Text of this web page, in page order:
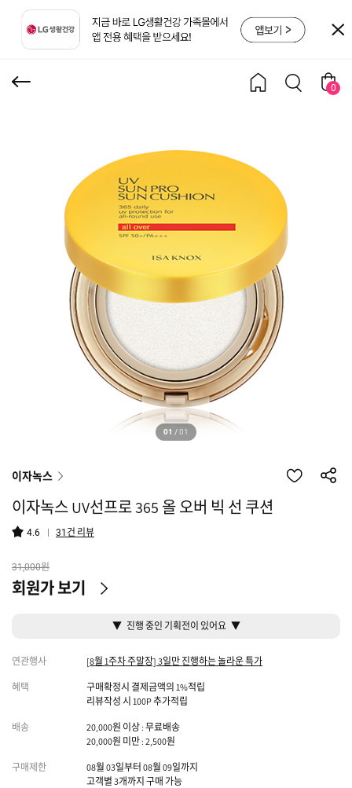
0
올 오버 빅 선 쿠션
01 /01
이자녹스
이자녹스 UV선프로 365 올 오버 빅 선 쿠션
4.6 31 건 리뷰
31,000원
회원가 보기
▼ 진행 중인 기획전이 있어요 ▼
연관행사 [8월 1주차 주말장] 3일만 진행하는 놀라운 특가
혜택
구매확정시 결제금액의 1%적립
리뷰작성 시 100P 추가적립
배송
20,000원 이상 : 무료배송
20,000원 미만 : 2,500원
구매제한
08월 03일부터 08월 09일까지
고객별 3개까지 구매 가능